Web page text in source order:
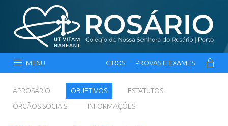
MENU CIROS PROVAS E EXAMES
APROSÁRIO OBJETIVOS
ESTATUTOS
ÓRGÃOS SOCIAIS
INFORMAÇÕES